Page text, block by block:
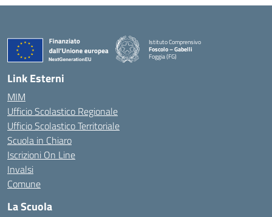
Istituto Comprensivo
Foscolo – Gabelli
Foggia (FG)
— Visita la pagina iniziale della scuola
Link Esterni
MIM
Ufficio Scolastico Regionale
Ufficio Scolastico Territoriale
Scuola in Chiaro
Iscrizioni On Line
Invalsi
Comune
La Scuola